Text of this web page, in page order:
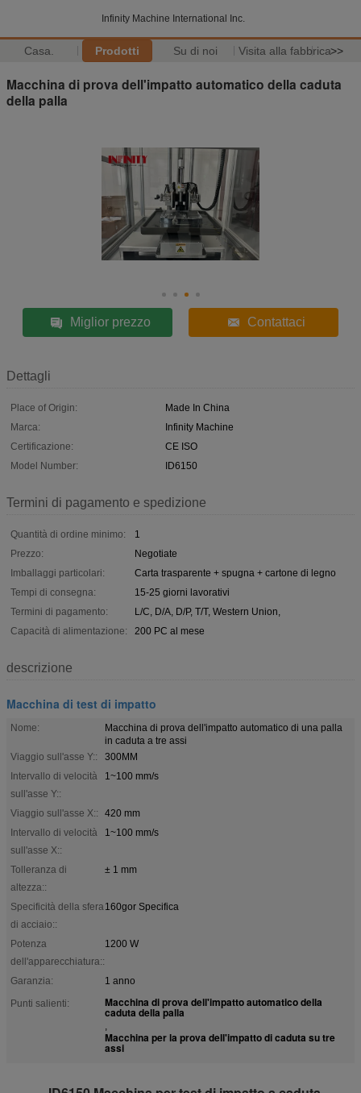
Infinity Machine International Inc.
Casa. Prodotti Su di noi Visita alla fabbrica>>
Macchina di prova dell'impatto automatico della caduta
della palla
Miglior prezzo Contattaci
Dettagli
Place of Origin:
Made In China
Marca:
Infinity Machine
Certificazione:
CE ISO
Model Number:
ID6150
Termini di pagamento e spedizione
Quantità di ordine minimo:
1
Prezzo:
Negotiate
Imballaggi particolari:
Carta trasparente + spugna + cartone di legno
Tempi di consegna:
15-25 giorni lavorativi
Termini di pagamento:
L/C, D/A, D/P, T/T, Western Union,
Capacità di alimentazione:
200 PC al mese
descrizione
Macchina di test di impatto
Nome:
Macchina di prova dell'impatto automatico di una palla
in caduta a tre assi
Viaggio sull'asse Y::
300MM
Intervallo di velocità
sull'asse Y::
1~100 mm/s
Viaggio sull'asse X::
420 mm
Intervallo di velocità
sull'asse X::
1~100 mm/s
Tolleranza di
altezza::
± 1 mm
Specificità della sfera
di acciaio::
160gor Specifica
Potenza
dell'apparecchiatura::
1200 W
Garanzia:
1 anno
Punti salienti:
Macchina di prova dell'impatto automatico della
caduta della palla
,
Macchina per la prova dell'impatto di caduta su tre
assi